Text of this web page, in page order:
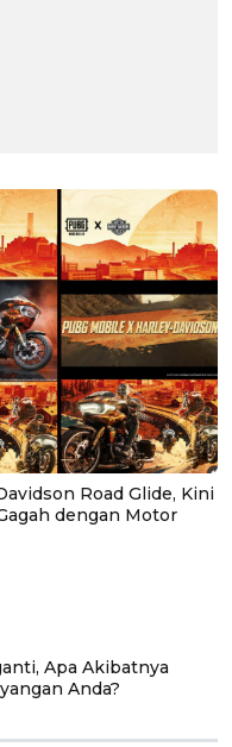
Road Glide, Kini
dengan Motor
Apa Akibatnya
Anda?